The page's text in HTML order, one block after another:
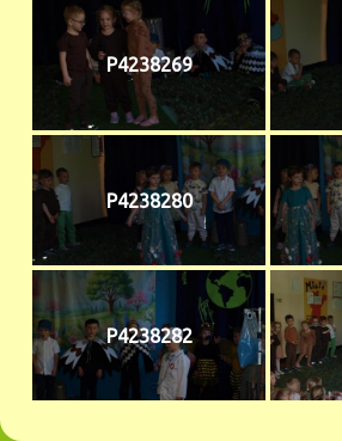
P4238269
P4238280
P4238282